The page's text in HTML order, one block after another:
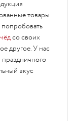
товары
мёдсо своих
другое. У нас
вкус